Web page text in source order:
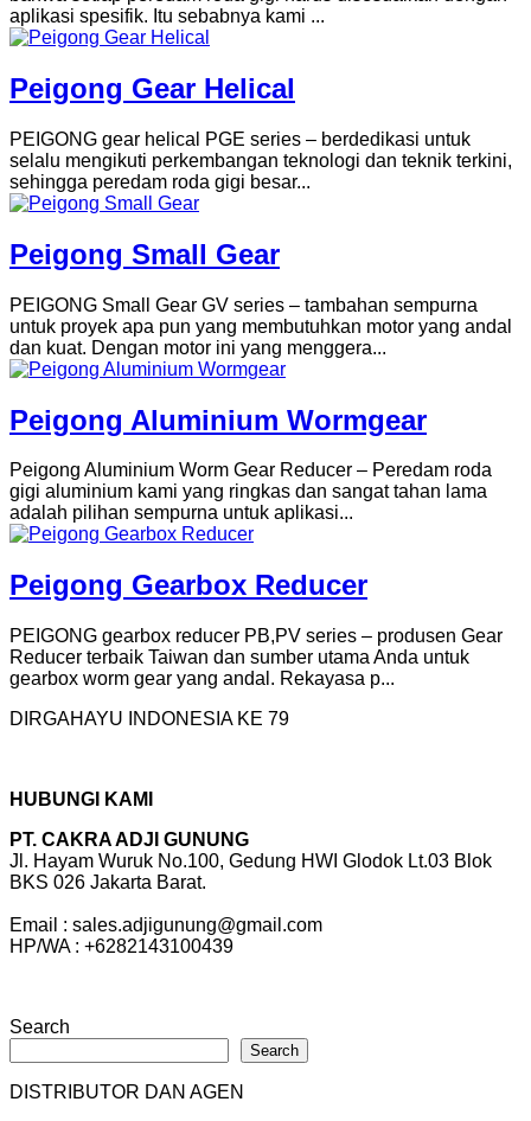
aplikasi spesifik. Itu sebabnya kami ...
Peigong Gear Helical
PEIGONG gear helical PGE series – berdedikasi untuk
selalu mengikuti perkembangan teknologi dan teknik terkini,
sehingga peredam roda gigi besar...
Peigong Small Gear
PEIGONG Small Gear GV series – tambahan sempurna
untuk proyek apa pun yang membutuhkan motor yang andal
dan kuat. Dengan motor ini yang menggera...
Peigong Aluminium Wormgear
Peigong Aluminium Worm Gear Reducer – Peredam roda
gigi aluminium kami yang ringkas dan sangat tahan lama
adalah pilihan sempurna untuk aplikasi...
Peigong Gearbox Reducer
PEIGONG gearbox reducer PB,PV series – produsen Gear
Reducer terbaik Taiwan dan sumber utama Anda untuk
gearbox worm gear yang andal. Rekayasa p...
DIRGAHAYU INDONESIA KE 79
HUBUNGI KAMI
PT. CAKRA ADJI GUNUNG
Jl. Hayam Wuruk No.100, Gedung HWI Glodok Lt.03 Blok
BKS 026 Jakarta Barat.
Email : sales.adjigunung@gmail.com
HP/WA : +6282143100439
Search
Search
DISTRIBUTOR DAN AGEN